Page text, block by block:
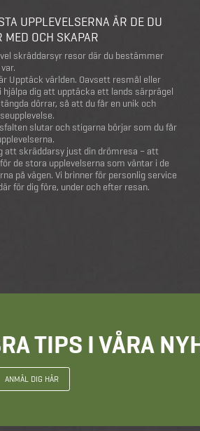
UPPLEVELSERNA ÄR DE DU
MED OCH SKAPAR
skräddarsyr resor där du bestämmer
Upptäck världen. Oavsett resmål eller
hjälpa dig att upptäcka ett lands särprägel
dörrar, så att du får en unik och
slutar och stigarna börjar som du får
att skräddarsy just din drömresa – att
de stora upplevelserna som väntar i de
på vägen. Vi brinner för personlig service
för dig före, under och efter resan.
TIPS I VÅRA
ANMÄL DIG HÄR